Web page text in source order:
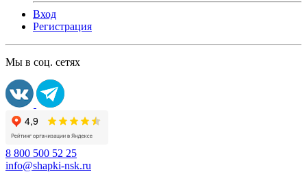
Вход
Регистрация
Мы в соц. сетях
8 800 500 52 25
info@shapki-nsk.ru